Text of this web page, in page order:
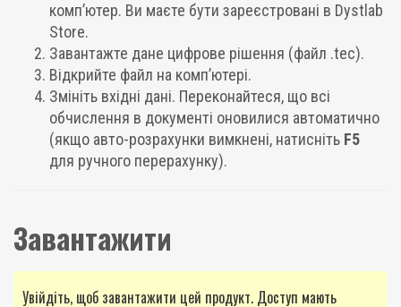
комп’ютер. Ви маєте бути зареєстровані в Dystlab
Store.
Завантажте дане цифрове рішення (файл .tec).
Відкрийте файл на комп’ютері.
Змініть вхідні дані. Переконайтеся, що всі
обчислення в документі оновилися автоматично
(якщо авто-розрахунки вимкнені, натисніть F5
для ручного перерахунку).
Завантажити
Увійдіть, щоб завантажити цей продукт. Доступ мають